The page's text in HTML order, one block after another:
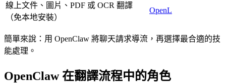
線上文件、圖片、PDF 或 OCR 翻譯
（免本地安裝）
OpenL
簡單來說：用 OpenClaw 將聊天請求導流，再選擇最合適的技
能處理。
OpenClaw 在翻譯流程中的角色